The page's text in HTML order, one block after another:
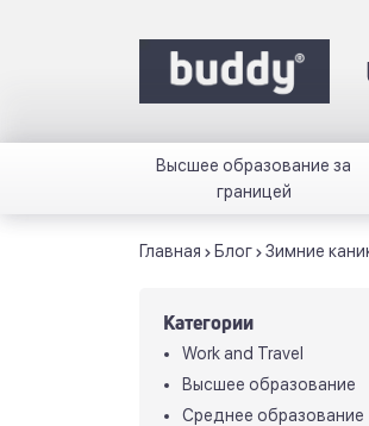
Высшее образование за
границей
Главная Блог Зимние
Категории
Work and Travel
Высшее образование
Среднее образование